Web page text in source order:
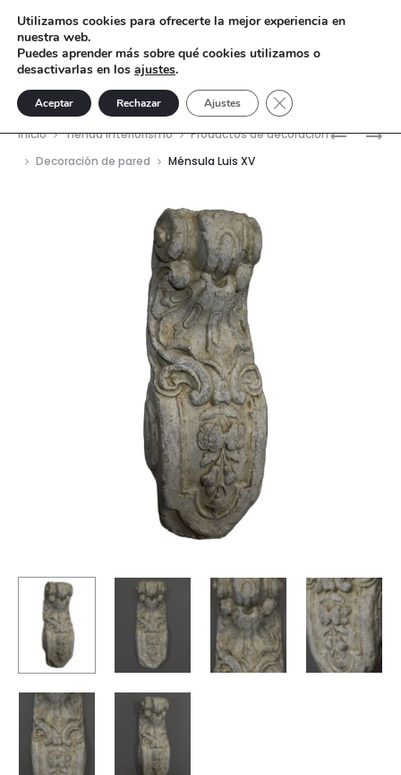
PIE
Inicio Tienda interiorismo
Productos de decoración
Decoración de pared
Ménsula Luis XV
Utilizamos cookies para ofrecerte la mejor experiencia en
nuestra web.
Puedes aprender más sobre qué cookies utilizamos o
desactivarlas en los ajustes.
Aceptar Rechazar Ajustes Cerrar el banner de